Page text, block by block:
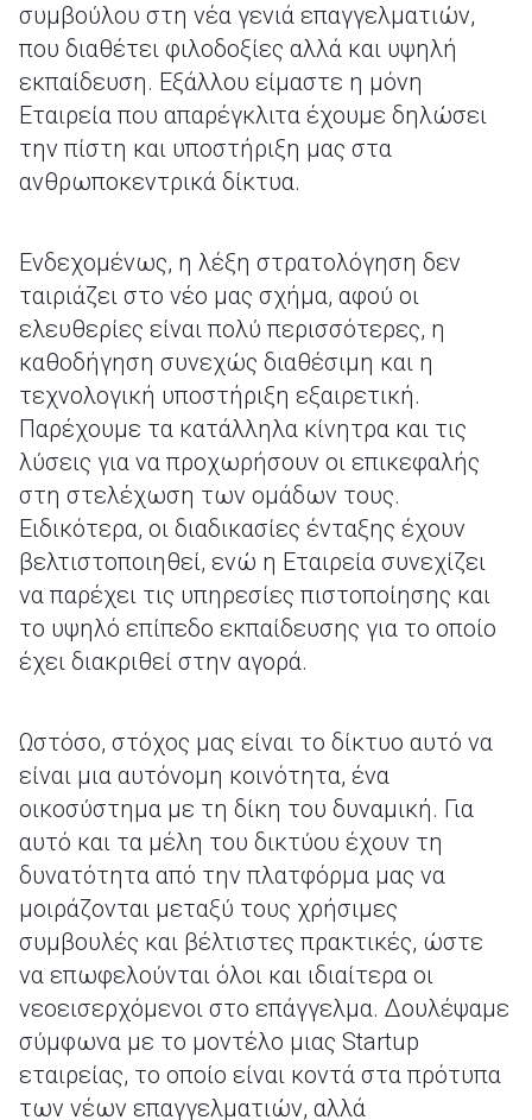
συμβούλου στη νέα γενιά επαγγελματιών,
που διαθέτει φιλοδοξίες αλλά και υψηλή
εκπαίδευση. Εξάλλου είμαστε η μόνη
Εταιρεία που απαρέγκλιτα έχουμε δηλώσει
την πίστη και υποστήριξη μας στα
ανθρωποκεντρικά δίκτυα.
Ενδεχομένως, η λέξη στρατολόγηση δεν
ταιριάζει στο νέο μας σχήμα, αφού οι
ελευθερίες είναι πολύ περισσότερες, η
καθοδήγηση συνεχώς διαθέσιμη και η
τεχνολογική υποστήριξη εξαιρετική.
Παρέχουμε τα κατάλληλα κίνητρα και τις
λύσεις για να προχωρήσουν οι επικεφαλής
στη στελέχωση των ομάδων τους.
Ειδικότερα, οι διαδικασίες ένταξης έχουν
βελτιστοποιηθεί, ενώ η Εταιρεία συνεχίζει
να παρέχει τις υπηρεσίες πιστοποίησης και
το υψηλό επίπεδο εκπαίδευσης για το οποίο
έχει διακριθεί στην αγορά.
Ωστόσο, στόχος μας είναι το δίκτυο αυτό να
είναι μια αυτόνομη κοινότητα, ένα
οικοσύστημα με τη δίκη του δυναμική. Για
αυτό και τα μέλη του δικτύου έχουν τη
δυνατότητα από την πλατφόρμα μας να
μοιράζονται μεταξύ τους χρήσιμες
συμβουλές και βέλτιστες πρακτικές, ώστε
να επωφελούνται όλοι και ιδιαίτερα οι
νεοεισερχόμενοι στο επάγγελμα. Δουλέψαμε
σύμφωνα με το μοντέλο μιας Startup
εταιρείας, το οποίο είναι κοντά στα πρότυπα
των νέων επαγγελματιών, αλλά